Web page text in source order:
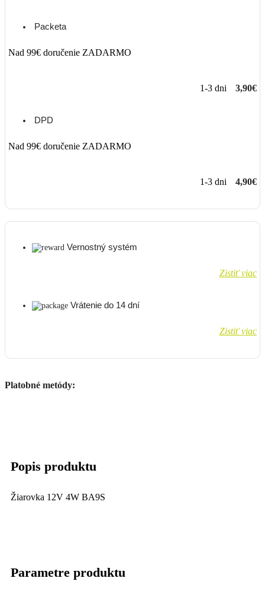
Packeta
Nad 99€ doručenie ZADARMO
1-3 dni 3,90€
DPD
Nad 99€ doručenie ZADARMO
1-3 dni 4,90€
Vernostný systém
Zistiť viac
Vrátenie do 14 dní
Zistiť viac
Platobné metódy:
Popis produktu
Žiarovka 12V 4W BA9S
Parametre produktu